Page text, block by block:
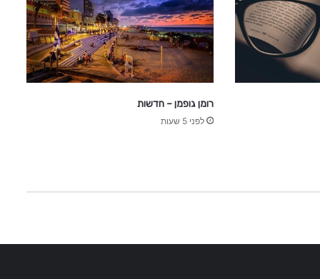
רומן גופמן – חדשות
לפני 5 שעות